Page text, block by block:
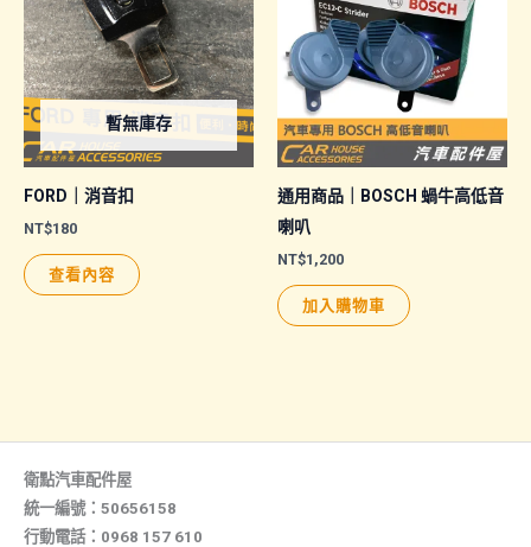
暫無庫存
FORD｜消音扣
NT$180
查看內容
通用商品｜BOSCH 蝸牛高低音
喇叭
NT$1,200
加入購物車
衛點汽車配件屋
統一編號：50656158
行動電話：0968 157 610